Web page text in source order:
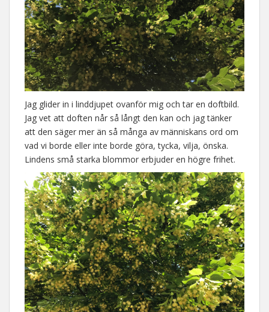
Jag glider in i linddjupet ovanför mig och tar en doftbild.
Jag vet att doften når så långt den kan och jag tänker
att den säger mer än så många av människans ord om
vad vi borde eller inte borde göra, tycka, vilja, önska.
Lindens små starka blommor erbjuder en högre frihet.